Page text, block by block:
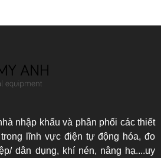
nhập khẩu và phân phối các thiết
lĩnh vực điện tự động hóa, đo
dân dụng, khí nén, nâng hạ....uy